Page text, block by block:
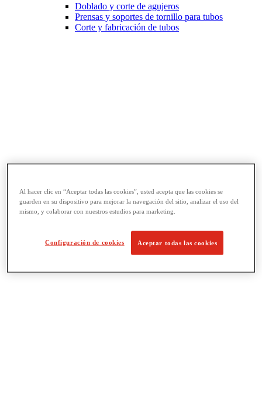
Doblado y corte de agujeros
Prensas y soportes de tornillo para tubos
Corte y fabricación de tubos
Llaves y herramientas para tubos
View All Llaves y herramientas para tubos
Llaves
Reparación y unión de tubos
Corte y preparación de tubos
Al hacer clic en “Aceptar todas las cookies”, usted acepta que las cookies se
guarden en su dispositivo para mejorar la navegación del sitio, analizar el uso del
mismo, y colaborar con nuestros estudios para marketing.
Configuración de cookies Aceptar todas las cookies